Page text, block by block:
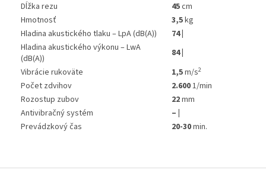
Dĺžka rezu
45cm
Hmotnosť
3,5kg
Hladina akustického tlaku – LpA (dB(A))
74 |
Hladina akustického výkonu – LwA
(dB(A))
84 |
Vibrácie rukoväte
1,5m/s2
Počet zdvihov 2.6001/min
Rozostup zubov
22mm
Antivibračný systém
– |
Prevádzkový čas
20-30min.